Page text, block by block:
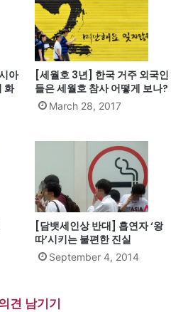
아
화
[세월호 3년] 한국 거주 외국인
들은 세월호 참사 어떻게 보나?
March 28, 2017
[담뱃세인상 반대] 흡연자 ‘왕
따’시키는 불편한 진실
September 4, 2014
견 남기기